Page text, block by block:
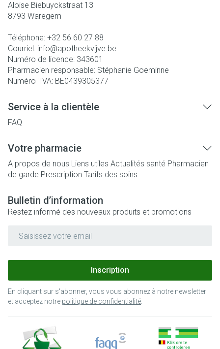
Aloise Biebuyckstraat 13
8793 Waregem
Téléphone: +32 56 60 27 88
Courriel: info@apotheekvijve.be
Numéro de licence: 343601
Pharmacien responsable: Stéphanie Goeminne
Numéro TVA: BE0439305377
Service à la clientèle
FAQ
Votre pharmacie
A propos de nous Liens utiles Actualités santé Pharmacien
de garde Prescription Tarifs des soins
Bulletin d’information
Restez informé des nouveaux produits et promotions
Inscription
En cliquant sur s'abonner, vous vous abonnez à notre newsletter
et acceptez notre politique de confidentialité